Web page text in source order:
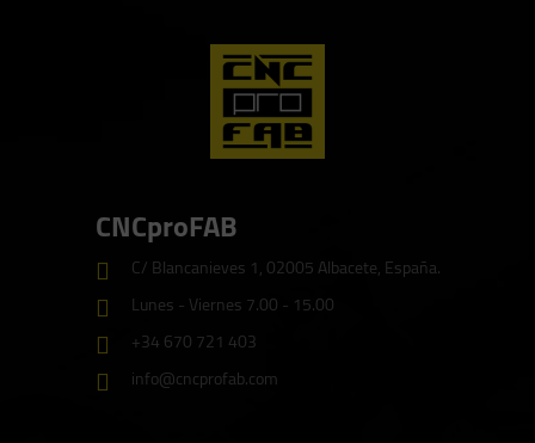
CNCproFAB
C/ Blancanieves 1, 02005 Albacete, España.
Lunes - Viernes 7.00 - 15.00
+34 670 721 403
info@cncprofab.com